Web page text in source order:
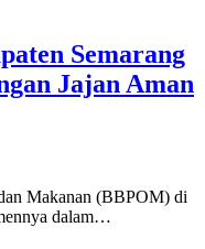
Semarang
Jajan Aman
Makanan (BBPOM) di
dalam…